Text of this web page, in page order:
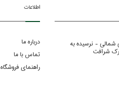
شمالی - نرسیده به
شرافت
اطلاعات
درباره ما
تماس با ما
راهنمای فروشگاه